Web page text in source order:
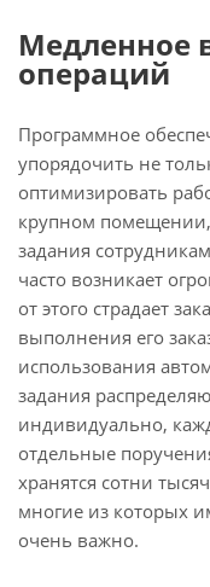
Медленное
операций
Программное
упорядочить не
оптимизировать
крупном
задания
часто возникает
от этого страдает
выполнения его
использования
задания
индивидуально,
отдельные
хранятся сотни
многие из которых
очень важно.